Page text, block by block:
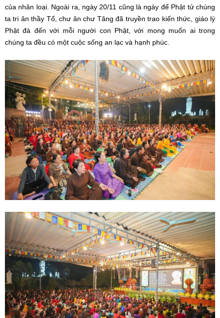
của nhân loại. Ngoài ra, ngày 20/11 cũng là ngày để Phật tử chúng
ta tri ân thầy Tổ, chư ân chư Tăng đã truyền trao kiến thức, giáo lý
Phật đà đến với mỗi người con Phật, với mong muốn ai trong
chúng ta đều có một cuộc sống an lạc và hạnh phúc.